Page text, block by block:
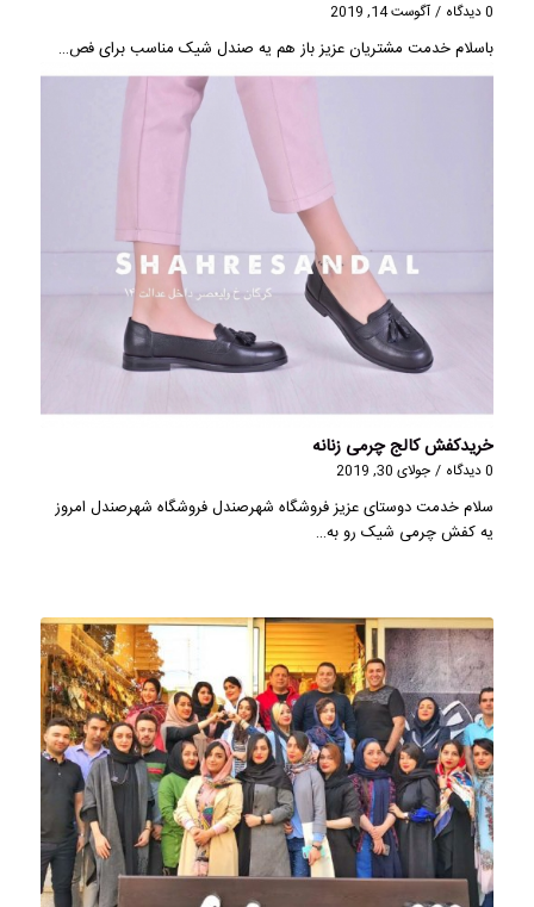
0 دیدگاه / آگوست 14, 2019
باسلام خدمت مشتریان عزیز باز هم یه صندل شیک مناسب برای فص…
خریدکفش کالج چرمی زنانه
0 دیدگاه / جولای 30, 2019
سلام خدمت دوستای عزیز فروشگاه شهرصندل فروشگاه شهرصندل امروز
یه کفش چرمی شیک رو به…